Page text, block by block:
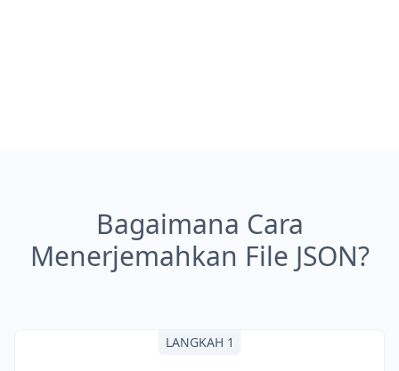
Bagaimana Cara
Menerjemahkan File JSON?
LANGKAH 1